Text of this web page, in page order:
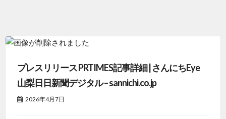
プレスリリース PRTIMES記事詳細 | さんにちEye
山梨日日新聞デジタル – sannichi.co.jp
2026年4月7日